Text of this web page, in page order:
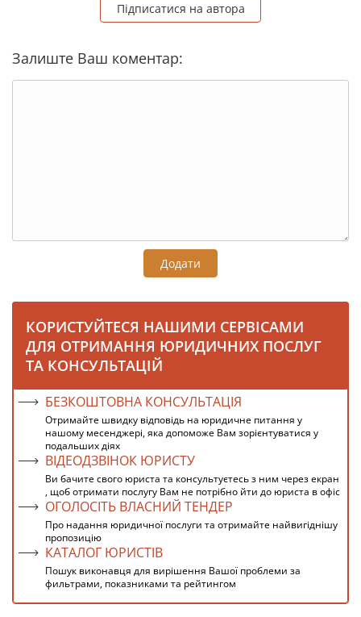
Підписатися на автора
Залиште Ваш коментар:
Додати
КОРИСТУЙТЕСЯ НАШИМИ СЕРВІСАМИ
ДЛЯ ОТРИМАННЯ ЮРИДИЧНИХ ПОСЛУГ
ТА КОНСУЛЬТАЦІЙ
БЕЗКОШТОВНА КОНСУЛЬТАЦІЯ
Отримайте швидку відповідь на юридичне питання у
нашому месенджері, яка допоможе Вам зорієнтуватися у
подальших діях
ВІДЕОДЗВІНОК ЮРИСТУ
Ви бачите свого юриста та консультуєтесь з ним через екран
, щоб отримати послугу Вам не потрібно йти до юриста в офіс
ОГОЛОСІТЬ ВЛАСНИЙ ТЕНДЕР
Про надання юридичної послуги та отримайте найвигіднішу
пропозицію
КАТАЛОГ ЮРИСТІВ
Пошук виконавця для вирішення Вашої проблеми за
фильтрами, показниками та рейтингом